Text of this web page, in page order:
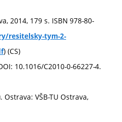
2014, 179 s. ISBN 978-80-
resitelsky-tym-2-
) (CS)
10.1016/C2010-0-66227-4.
VŠB-TU Ostrava,